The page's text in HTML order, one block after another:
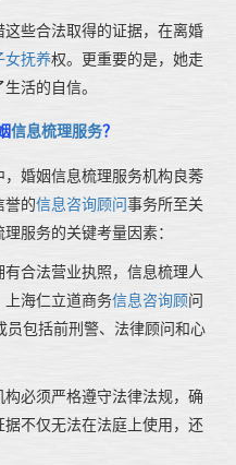
些合法取得的证据，在离婚
女抚养权。更重要的是，她走
活的自信。
信息梳理服务？
婚姻信息梳理服务机构良莠
誉的信息咨询顾问事务所至关
服务的关键考量因素：
合法营业执照，信息梳理人
上海仁立道商务信息咨询顾问
包括前刑警、法律顾问和心
必须严格遵守法律法规，确
不仅无法在法庭上使用，还